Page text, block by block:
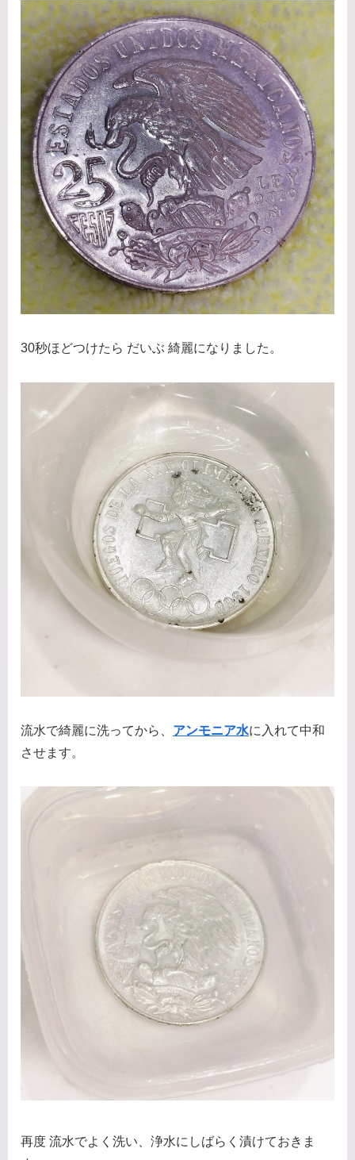
30秒ほどつけたら だいぶ 綺麗になりました。
流水で綺麗に洗ってから、 アンモニア水に入れて中和
させます。
再度 流水でよく洗い、浄水にしばらく漬けておきま